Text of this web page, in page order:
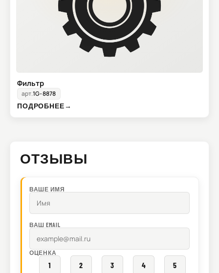
Фильтр
арт.1G-8878
ПОДРОБНЕЕ→
ОТЗЫВЫ
ВАШЕ ИМЯ
ВАШ EMAIL
ОЦЕНКА
1 2 3 4 5